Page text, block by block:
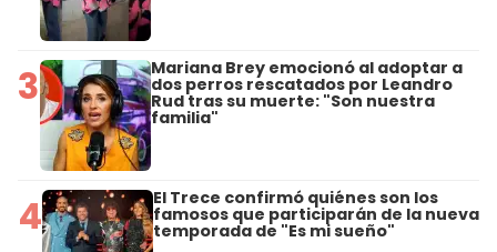
3 Mariana Brey emocionó al adoptar a
dos perros rescatados por Leandro
Rud tras su muerte: "Son nuestra
familia"
4 El Trece confirmó quiénes son los
famosos que participarán de la nueva
temporada de "Es mi sueño"